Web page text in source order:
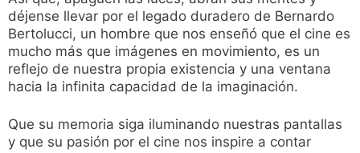
déjense llevar por el legado duradero de Bernardo
Bertolucci, un hombre que nos enseñó que el cine es
mucho más que imágenes en movimiento, es un
reflejo de nuestra propia existencia y una ventana
hacia la infinita capacidad de la imaginación.
Que su memoria siga iluminando nuestras pantallas
y que su pasión por el cine nos inspire a contar